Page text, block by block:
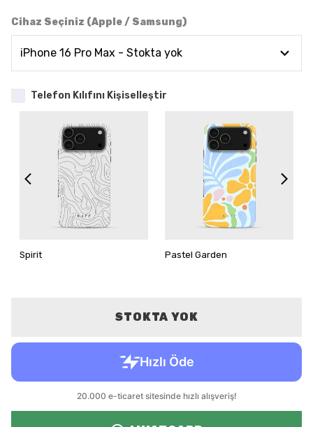
Cihaz Seçiniz (Apple / Samsung)
Telefon Kılıfını Kişiselleştir
Spirit Pastel Garden
STOKTA YOK